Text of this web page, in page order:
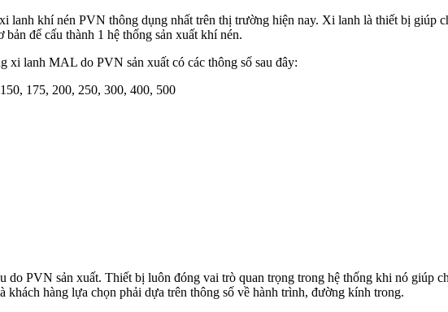
khí nén PVN thông dụng nhất trên thị trường hiện nay. Xi lanh là thiết bị giúp
để cấu thành 1 hệ thống sản xuất khí nén.
xi lanh MAL do PVN sản xuất có các thông số sau đây:
175, 200, 250, 300, 400, 500
do PVN sản xuất. Thiết bị luôn đóng vai trò quan trọng trong hệ thống khi nó giúp
khách hàng lựa chọn phải dựa trên thông số về hành trình, đường kính trong.